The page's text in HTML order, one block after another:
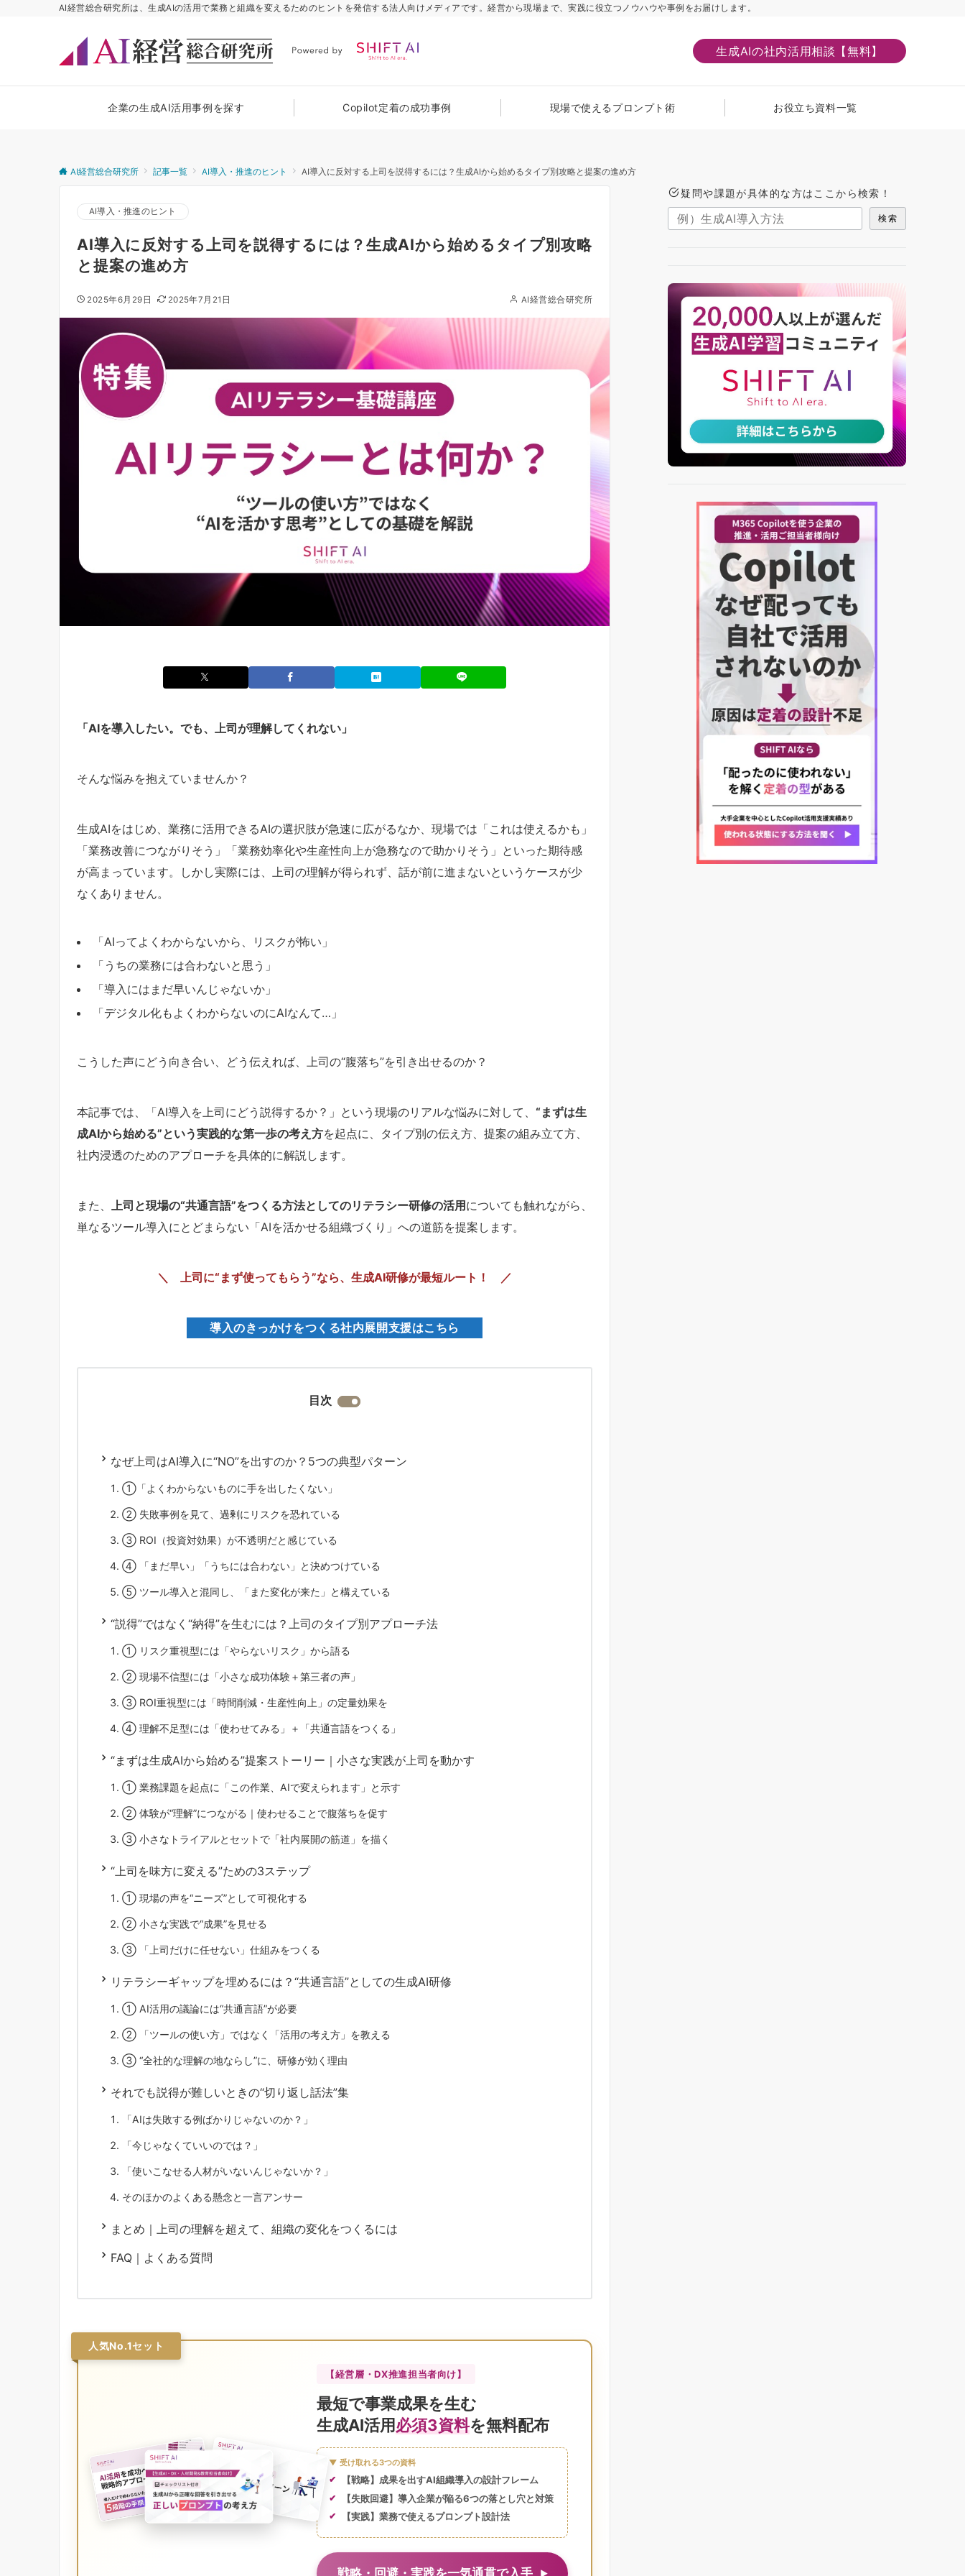
AI経営総合研究所は、生成AIの活用で業務と組織を変えるためのヒントを発信する法人向けメディアです。経営から現場まで、実践に役立つノウハウや事例をお届けします。
生成AIの社内活用相談【無料】
企業の生成AI活用事例を探す Copilot定着の成功事例 現場で使えるプロンプト術 お役立ち資料一覧
AI経営総合研究所 記事一覧 AI導入・推進のヒント AI導入に反対する上司を説得するには？生成AIから始めるタイプ別攻略と提案の進め方
AI導入・推進のヒント
AI導入に反対する上司を説得するには？生成AIから始めるタイプ別攻略
と提案の進め方
2025年6月29日 2025年7月21日 AI経営総合研究所
「AIを導入したい。でも、上司が理解してくれない」
そんな悩みを抱えていませんか？
生成AIをはじめ、業務に活用できるAIの選択肢が急速に広がるなか、現場では「これは使えるかも」
「業務改善につながりそう」「業務効率化や生産性向上が急務なので助かりそう」といった期待感
が高まっています。しかし実際には、上司の理解が得られず、話が前に進まないというケースが少
なくありません。
「AIってよくわからないから、リスクが怖い」
「うちの業務には合わないと思う」
「導入にはまだ早いんじゃないか」
「デジタル化もよくわからないのにAIなんて…」
こうした声にどう向き合い、どう伝えれば、上司の“腹落ち”を引き出せるのか？
本記事では、「AI導入を上司にどう説得するか？」という現場のリアルな悩みに対して、 “まずは生
成AIから始める”という実践的な第一歩の考え方を起点に、タイプ別の伝え方、提案の組み立て方、
社内浸透のためのアプローチを具体的に解説します。
また、 上司と現場の“共通言語”をつくる方法としてのリテラシー研修の活用についても触れながら、
単なるツール導入にとどまらない「AIを活かせる組織づくり」への道筋を提案します。
＼ 上司に“まず使ってもらう”なら、生成AI研修が最短ルート！ ／
導入のきっかけをつくる社内展開支援はこちら
目次
なぜ上司はAI導入に“NO”を出すのか？5つの典型パターン
①「よくわからないものに手を出したくない」
② 失敗事例を見て、過剰にリスクを恐れている
③ ROI（投資対効果）が不透明だと感じている
④ 「まだ早い」「うちには合わない」と決めつけている
⑤ ツール導入と混同し、「また変化が来た」と構えている
“説得”ではなく“納得”を生むには？上司のタイプ別アプローチ法
① リスク重視型には「やらないリスク」から語る
② 現場不信型には「小さな成功体験＋第三者の声」
③ ROI重視型には「時間削減・生産性向上」の定量効果を
④ 理解不足型には「使わせてみる」＋「共通言語をつくる」
“まずは生成AIから始める”提案ストーリー｜小さな実践が上司を動かす
① 業務課題を起点に「この作業、AIで変えられます」と示す
② 体験が“理解”につながる｜使わせることで腹落ちを促す
③ 小さなトライアルとセットで「社内展開の筋道」を描く
“上司を味方に変える”ための3ステップ
① 現場の声を“ニーズ”として可視化する
② 小さな実践で“成果”を見せる
③ 「上司だけに任せない」仕組みをつくる
リテラシーギャップを埋めるには？“共通言語”としての生成AI研修
① AI活用の議論には“共通言語”が必要
② 「ツールの使い方」ではなく「活用の考え方」を教える
③ “全社的な理解の地ならし”に、研修が効く理由
それでも説得が難しいときの“切り返し話法”集
「AIは失敗する例ばかりじゃないのか？」
「今じゃなくていいのでは？」
「使いこなせる人材がいないんじゃないか？」
そのほかのよくある懸念と一言アンサー
まとめ｜上司の理解を超えて、組織の変化をつくるには
FAQ｜よくある質問
人気No.1セット
【経営層・DX推進担当者向け】
最短で事業成果を生む
生成AI活用必須3資料を無料配布
▼ 受け取れる3つの資料
【戦略】成果を出すAI組織導入の設計フレーム
【失敗回避】導入企業が陥る6つの落とし穴と対策
【実践】業務で使えるプロンプト設計法
戦略・回避・実践を一気通貫で入手
疑問や課題が具体的な方はここから検索！
検索